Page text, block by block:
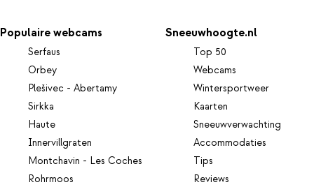
Populaire webcams
Serfaus
Orbey
Plešivec - Abertamy
Sirkka
Haute
Innervillgraten
Montchavin - Les Coches
Rohrmoos
Sneeuwhoogte.nl
Top 50
Webcams
Wintersportweer
Kaarten
Sneeuwverwachting
Accommodaties
Tips
Reviews